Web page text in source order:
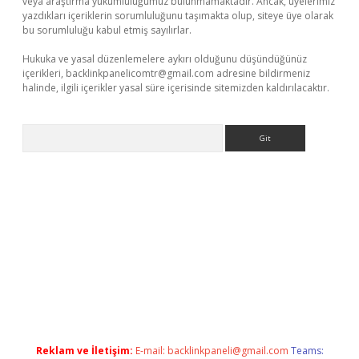
yazdıkları içeriklerin sorumluluğunu taşımakta olup, siteye üye olarak
bu sorumluluğu kabul etmiş sayılırlar.
Hukuka ve yasal düzenlemelere aykırı olduğunu düşündüğünüz
içerikleri, backlinkpanelicomtr@gmail.com adresine bildirmeniz
halinde, ilgili içerikler yasal süre içerisinde sitemizden kaldırılacaktır.
Reklam ve İletişim: E-mail: backlinkpaneli@gmail.com Teams: